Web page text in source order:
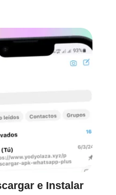
e Instalar